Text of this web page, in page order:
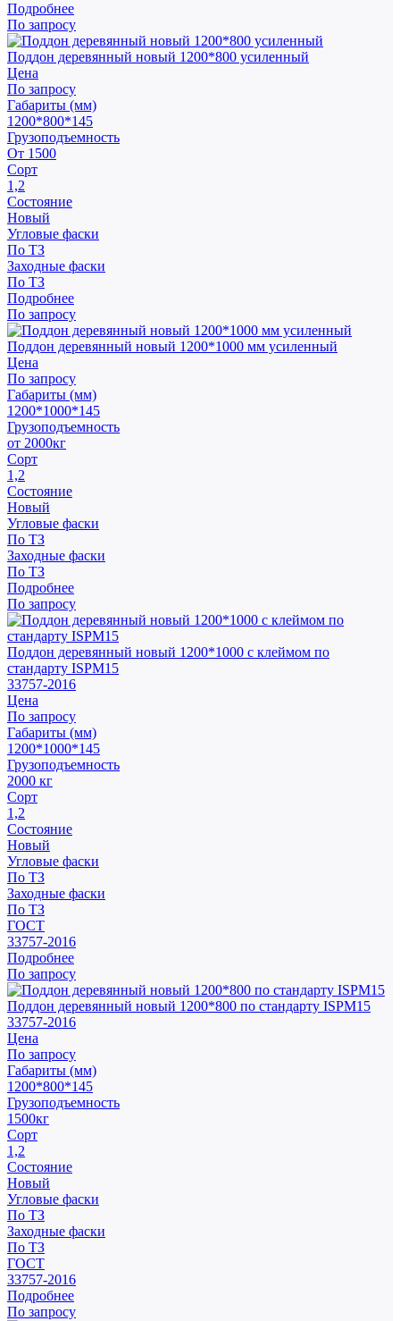
Подробнее
По запросу
Поддон деревянный новый 1200*800 усиленный
Цена
По запросу
Габариты (мм)
1200*800*145
Грузоподъемность
От 1500
Сорт
1,2
Состояние
Новый
Угловые фаски
По ТЗ
Заходные фаски
По ТЗ
Подробнее
По запросу
Поддон деревянный новый 1200*1000 мм усиленный
Цена
По запросу
Габариты (мм)
1200*1000*145
Грузоподъемность
от 2000кг
Сорт
1,2
Состояние
Новый
Угловые фаски
По ТЗ
Заходные фаски
По ТЗ
Подробнее
По запросу
Поддон деревянный новый 1200*1000 с клеймом по
стандарту ISPM15
33757-2016
Цена
По запросу
Габариты (мм)
1200*1000*145
Грузоподъемность
2000 кг
Сорт
1,2
Состояние
Новый
Угловые фаски
По ТЗ
Заходные фаски
По ТЗ
ГОСТ
33757-2016
Подробнее
По запросу
Поддон деревянный новый 1200*800 по стандарту ISPM15
33757-2016
Цена
По запросу
Габариты (мм)
1200*800*145
Грузоподъемность
1500кг
Сорт
1,2
Состояние
Новый
Угловые фаски
По ТЗ
Заходные фаски
По ТЗ
ГОСТ
33757-2016
Подробнее
По запросу